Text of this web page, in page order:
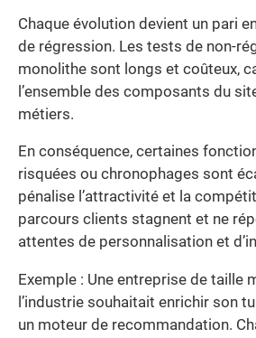
Chaque évolution devient un pari
de régression. Les tests de non-
monolithe sont longs et coûteux,
l’ensemble des composants du
métiers.
En conséquence, certaines
risquées ou chronophages sont
pénalise l’attractivité et la
parcours clients stagnent et ne
attentes de personnalisation et
Exemple : Une entreprise de taille
l’industrie souhaitait enrichir son
un moteur de recommandation.